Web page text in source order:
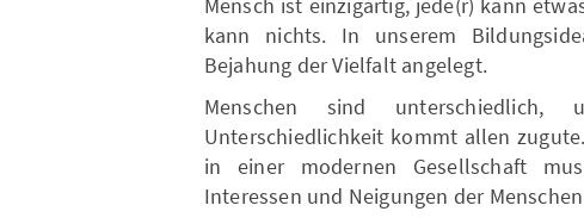
Mensch ist einzigartig, jede(r) kann
kann nichts. In unserem
Bejahung der Vielfalt angelegt.
Menschen sind unterschiedlich,
Unterschiedlichkeit kommt allen
in einer modernen Gesellschaft
Interessen und Neigungen der